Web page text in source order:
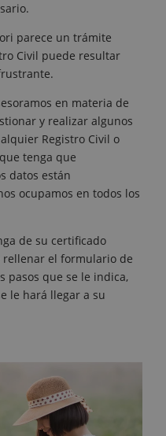
parece un trámite
Civil puede resultar
en materia de
y realizar algunos
Registro Civil o
tenga que
datos están
ocupamos en todos los
de su certificado
rellenar el formulario de
pasos que se le indica,
le hará llegar a su